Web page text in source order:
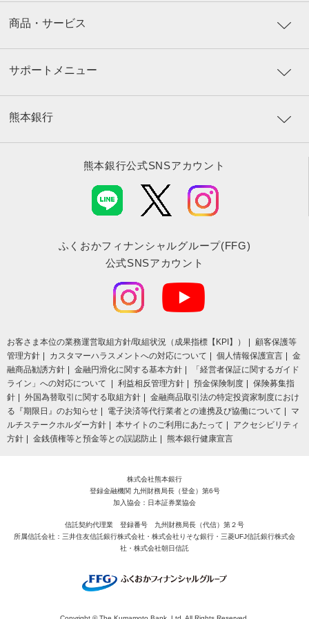
商品・サービス
サポートメニュー
熊本銀行
熊本銀行公式SNSアカウント
ふくおかフィナンシャルグループ(FFG)
公式SNSアカウント
お客さま本位の業務運営取組⽅針/取組状況（成果指標【KPI】）
顧客保護等
管理方針
カスタマーハラスメントへの対応について 個人情報保護宣言
金
融商品勧誘方針
金融円滑化に関する基本方針
「経営者保証に関するガイド
ライン」への対応について
利益相反管理方針 預金保険制度
保険募集指
針
外国為替取引に関する取組方針
金融商品取引法の特定投資家制度におけ
る『期限日』のお知らせ
電子決済等代行業者との連携及び協働について
マ
ルチステークホルダー方針
本サイトのご利用にあたって
アクセシビリティ
方針
金銭債権等と預金等との誤認防止 熊本銀行健康宣言
株式会社熊本銀行
登録金融機関 九州財務局長（登金）第6号
加入協会：日本証券業協会
信託契約代理業 登録番号 九州財務局長（代信）第２号
所属信託会社：三井住友信託銀行株式会社・株式会社りそな銀行・三菱UFJ信託銀行株式会
社・株式会社朝日信託